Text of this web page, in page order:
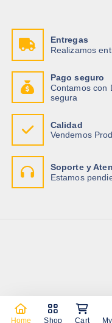
Entregas
Realizamos
Pago seguro
Contamos con
segura
Calidad
Vendemos
Soporte y
Estamos
Copyright ©
Home Shop Cart